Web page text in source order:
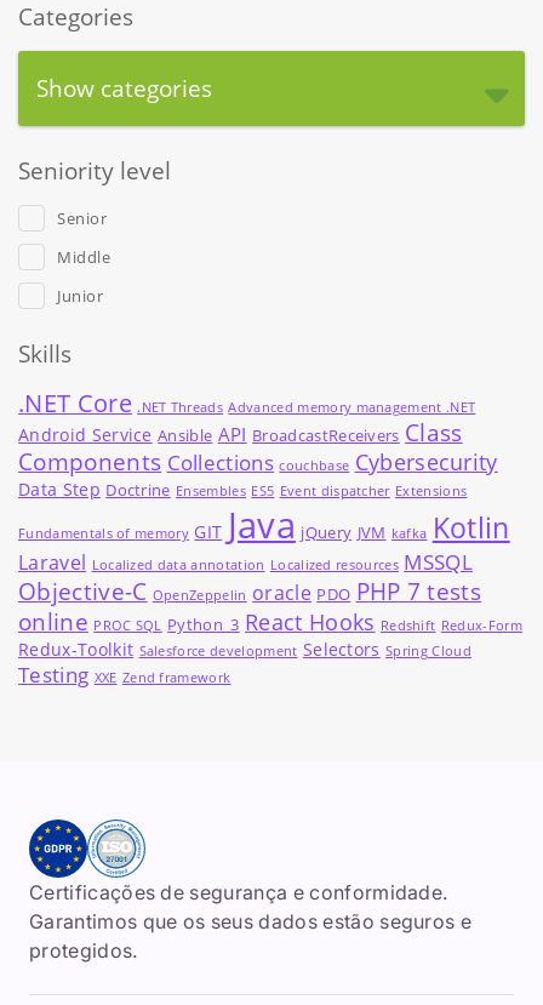
Categories
Show categories
Seniority level
Senior
Middle
Junior
Skills
.NET Core .NET Threads Advanced memory management .NET
Android Service Ansible API BroadcastReceivers Class
Components Collections couchbase Cybersecurity
Data Step Doctrine Ensembles ES5 Event dispatcher Extensions
Fundamentals of memory GIT Java jQuery JVM kafka Kotlin
Laravel Localized data annotation Localized resources MSSQL
Objective-C OpenZeppelin oracle PDO PHP 7 tests
online PROC SQL Python_3 React Hooks Redshift Redux-Form
Redux-Toolkit Salesforce development Selectors Spring Cloud
Testing XXE Zend framework
Certificações de segurança e conformidade.
Garantimos que os seus dados estão seguros e
protegidos.